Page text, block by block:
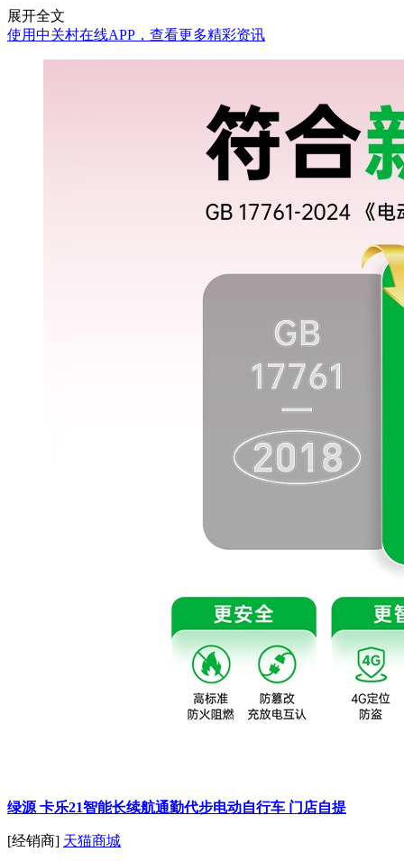
展开全文
使用中关村在线APP，查看更多精彩资讯
绿源 卡乐21智能长续航通勤代步电动自行车 门店自提
[经销商] 天猫商城